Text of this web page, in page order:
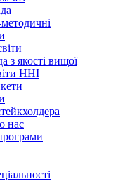
з якості вищої
ННІ
нас